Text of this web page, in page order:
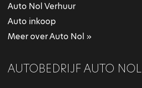
Auto Nol Verhuur
Auto inkoop
Meer over Auto Nol »
AUTOBEDRIJF AUTO NOL